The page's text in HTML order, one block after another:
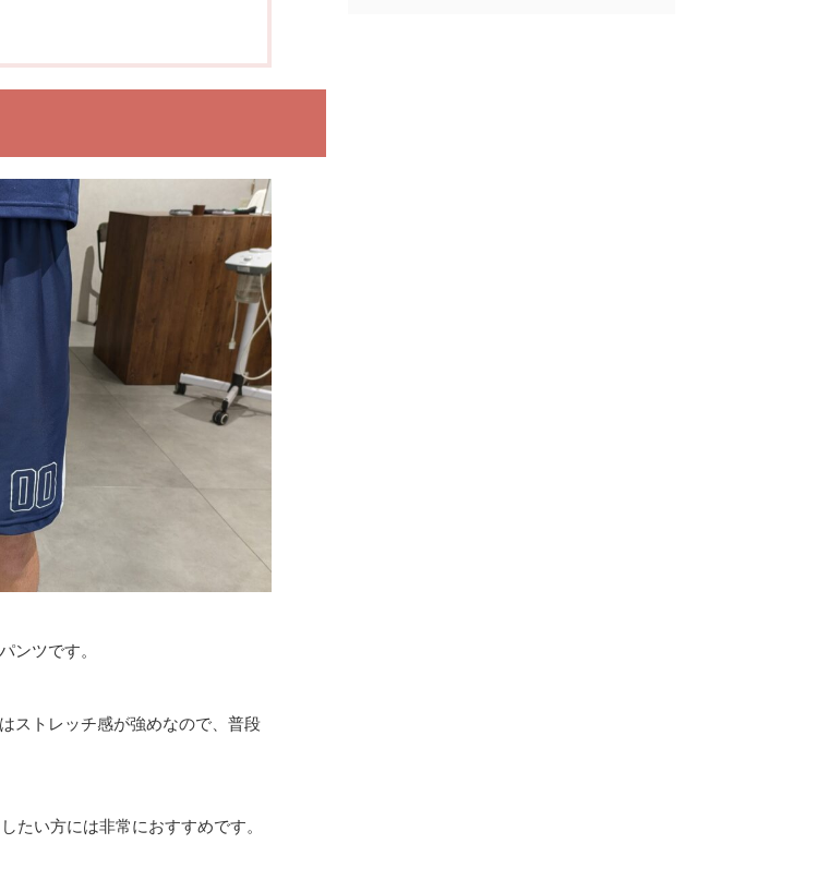
ンツです。
ストレッチ感が強めなので、普段
たい方には非常におすすめです。